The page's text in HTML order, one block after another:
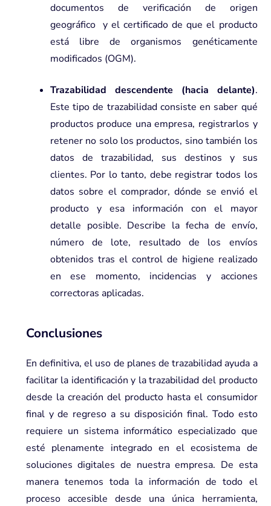
documentos de verificación de origen
geográfico y el certificado de que el producto
está libre de organismos genéticamente
modificados (OGM).
Trazabilidad descendente (hacia delante).
Este tipo de trazabilidad consiste en saber qué
productos produce una empresa, registrarlos y
retener no solo los productos, sino también los
datos de trazabilidad, sus destinos y sus
clientes. Por lo tanto, debe registrar todos los
datos sobre el comprador, dónde se envió el
producto y esa información con el mayor
detalle posible. Describe la fecha de envío,
número de lote, resultado de los envíos
obtenidos tras el control de higiene realizado
en ese momento, incidencias y acciones
correctoras aplicadas.
Conclusiones
En definitiva, el uso de planes de trazabilidad ayuda a
facilitar la identificación y la trazabilidad del producto
desde la creación del producto hasta el consumidor
final y de regreso a su disposición final. Todo esto
requiere un sistema informático especializado que
esté plenamente integrado en el ecosistema de
soluciones digitales de nuestra empresa. De esta
manera tenemos toda la información de todo el
proceso accesible desde una única herramienta,